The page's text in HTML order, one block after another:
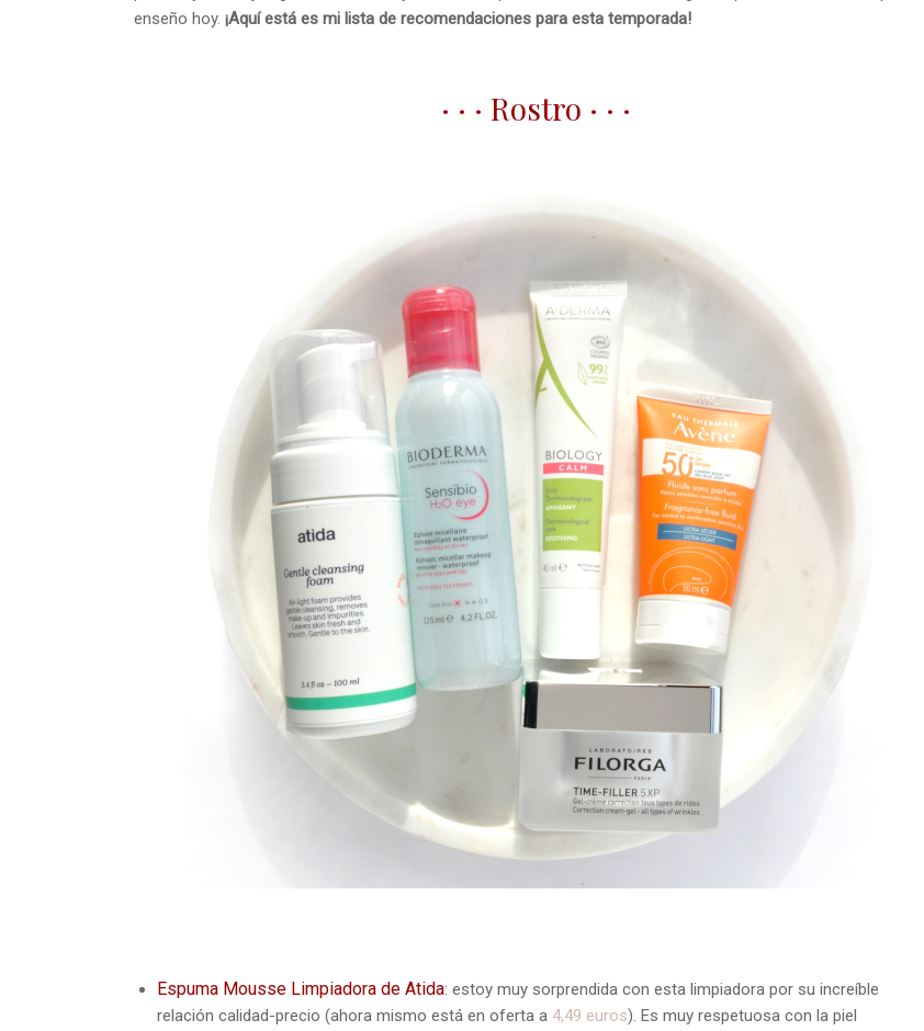
enseño hoy. ¡Aquí está es mi lista de recomendaciones para esta temporada!
· · · Rostro · · ·
Espuma Mousse Limpiadora de Atida: estoy muy sorprendida con esta limpiadora por su increíble
relación calidad-precio (ahora mismo está en oferta a 4,49 euros). Es muy respetuosa con la piel